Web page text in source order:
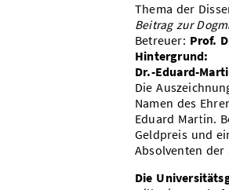
Thema der
Beitrag zur
Betreuer: Prof.
Hintergrund:
Dr.-Eduard-
Die
Namen des
Eduard Martin.
Geldpreis und
Absolventen der
Die